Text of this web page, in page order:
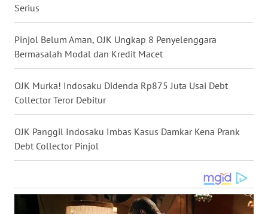
Serius
Pinjol Belum Aman, OJK Ungkap 8 Penyelenggara
Bermasalah Modal dan Kredit Macet
OJK Murka! Indosaku Didenda Rp875 Juta Usai Debt
Collector Teror Debitur
OJK Panggil Indosaku Imbas Kasus Damkar Kena Prank
Debt Collector Pinjol
WN
JOGJA
WN
JATIM
WN
BALI
WN
KALBAR